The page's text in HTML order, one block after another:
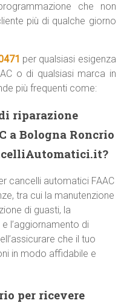
che non
più di qualche giorno
per qualsiasi esigenza
o di qualsiasi marca in
più frequenti come:
riparazione
a Bologna Roncrio
cancelli automatici FAAC
tra cui la manutenzione
di guasti, la
l’aggiornamento di
che il tuo
in modo affidabile e
per ricevere